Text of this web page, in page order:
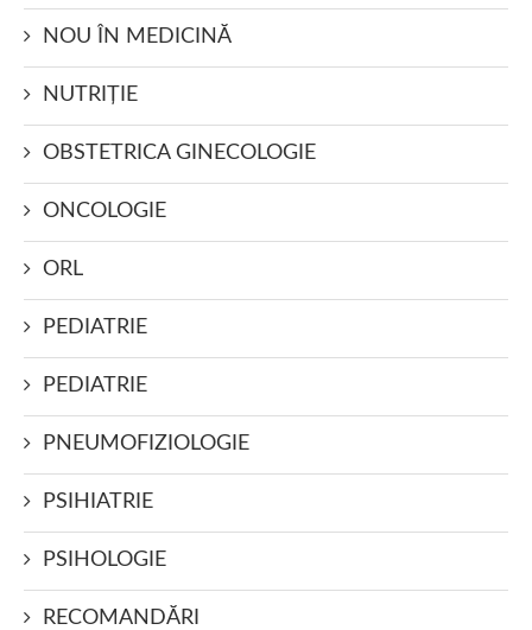
NOU ÎN MEDICINĂ
NUTRIŢIE
OBSTETRICA GINECOLOGIE
ONCOLOGIE
ORL
PEDIATRIE
PEDIATRIE
PNEUMOFIZIOLOGIE
PSIHIATRIE
PSIHOLOGIE
RECOMANDĂRI